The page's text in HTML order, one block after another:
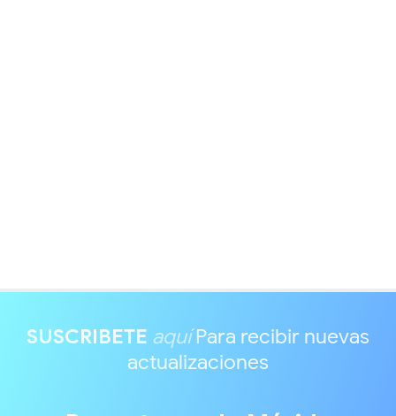
SUSCRIBETE aquíPara recibir nuevas
actualizaciones